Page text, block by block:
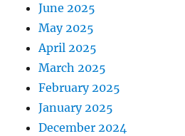
June 2025
May 2025
April 2025
March 2025
February 2025
January 2025
December 2024